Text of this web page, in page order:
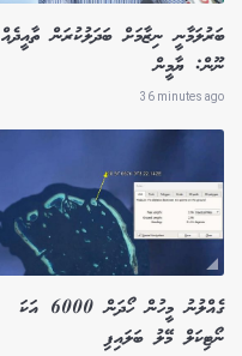
ބަރުލަމާނީ ނިޒާމަށް ބަދަލުކުރަން ތާއީދެއް
ނޫން: ޔާމީން
36 minutes ago
ގެއްލުނު މީހުން ހޯދަން 6000 އަކަ
ނޯޓިކަލް މޭލު ބަލައިފި